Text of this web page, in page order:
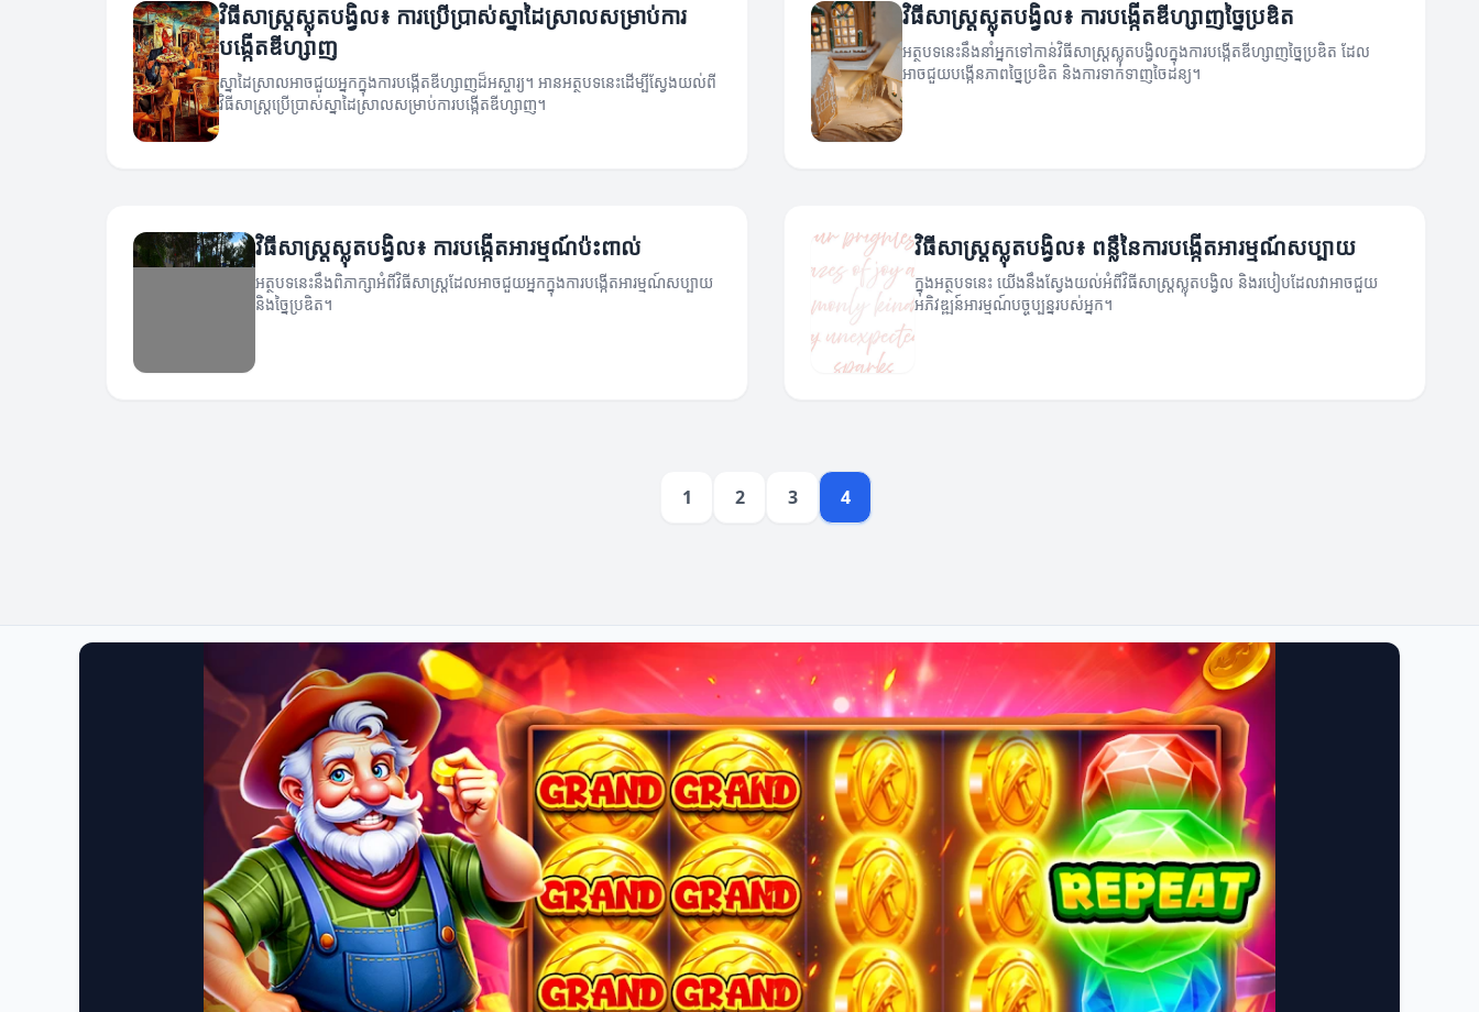
វិធីសាស្ត្រស្លុតបង្វិល៖ ការប្រើប្រាស់ស្នាដៃស្រាលសម្រាប់ការ
បង្កើតឌីហ្សាញ
ស្នាដៃស្រាលអាចជួយអ្នកក្នុងការបង្កើតឌីហ្សាញដ៏អស្ចារ្យ។ អានអត្ថបទនេះដើម្បីស្វែងយល់ពី
វិធីសាស្ត្រប្រើប្រាស់ស្នាដៃស្រាលសម្រាប់ការបង្កើតឌីហ្សាញ។
វិធីសាស្ត្រស្លុតបង្វិល៖ ការបង្កើតឌីហ្សាញច្នៃប្រឌិត
អត្ថបទនេះនឹងនាំអ្នកទៅកាន់វិធីសាស្ត្រស្លុតបង្វិលក្នុងការបង្កើតឌីហ្សាញច្នៃប្រឌិត ដែល
អាចជួយបង្កើនភាពច្នៃប្រឌិត និងការទាក់ទាញចៃដន្យ។
វិធីសាស្ត្រស្លុតបង្វិល៖ ការបង្កើតអារម្មណ៍ប៉ះពាល់
អត្ថបទនេះនឹងពិភាក្សាអំពីវិធីសាស្ត្រដែលអាចជួយអ្នកក្នុងការបង្កើតអារម្មណ៍សប្បាយ
និងច្នៃប្រឌិត។
វិធីសាស្ត្រស្លុតបង្វិល៖ ពន្លឺនៃការបង្កើតអារម្មណ៍សប្បាយ
ក្នុងអត្ថបទនេះ យើងនឹងស្វែងយល់អំពីវិធីសាស្ត្រស្លុតបង្វិល និងរបៀបដែលវាអាចជួយ
អភិវឌ្ឍន៍អារម្មណ៍បច្ចុប្បន្នរបស់អ្នក។
1 2 3 4